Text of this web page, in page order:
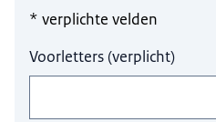
* verplichte velden
Voorletters(verplicht)